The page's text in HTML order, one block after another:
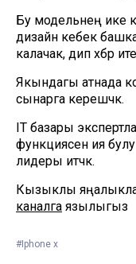
Бу модельнең ике
дизайн кебек
калачак, дип хәбәр
Якындагы атнада
сынарга керешәчәк.
IT базары
функциясенә ия
лидеры итәчәк.
Кызыклы
каналга язылыгыз
#Iphone x